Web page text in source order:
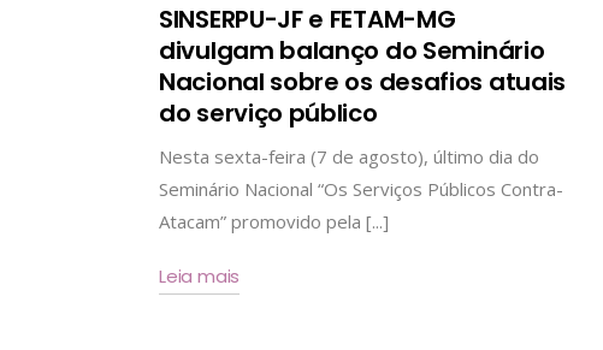
SINSERPU-JF e FETAM-MG
divulgam balanço do Seminário
Nacional sobre os desafios atuais
do serviço público
Nesta sexta-feira (7 de agosto), último dia do
Seminário Nacional “Os Serviços Públicos Contra-
Atacam” promovido pela [...]
Leia mais